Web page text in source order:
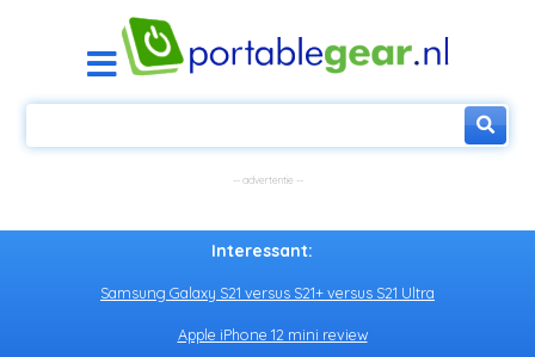
Interessant:
Samsung Galaxy S21 versus S21+ versus S21 Ultra
Apple iPhone 12 mini review